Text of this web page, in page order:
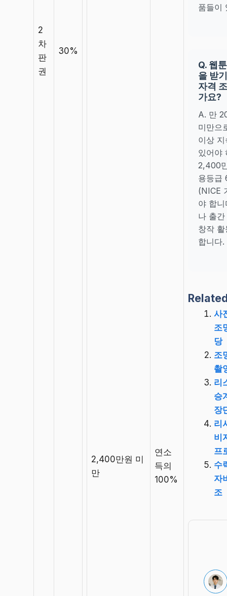
2
차
판
권
30%
2,400만원 미
만
연소
득의
100%
품들이
Q. 웹
을 받
자격
가요?
A. 만
미만으
이상
있어야
2,400
용등급
(NICE
야 합
나 출
창작
합니다.
사
조
당
조
촬
리
승
장
리
비
프
수
자
조